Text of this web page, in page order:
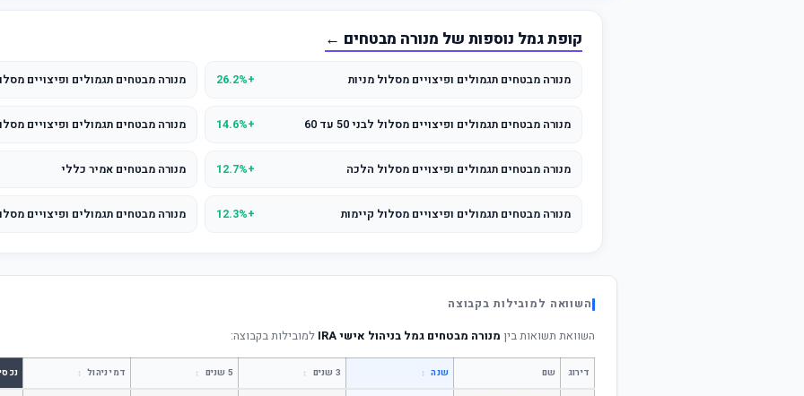
קופת גמל נוספות של מנורה מבטחים ←
מנורה מבטחים תגמולים ופיצויים מסלול מניות +26.2% מנורה מבטחים תגמולים ופיצויים מסלול
מנורה מבטחים תגמולים ופיצויים מסלול לבני 50 עד 60 +14.6% מנורה מבטחים תגמולים ופיצויים
מנורה מבטחים תגמולים ופיצויים מסלול הלכה +12.7% מנורה מבטחים אמיר כללי
מנורה מבטחים תגמולים ופיצויים מסלול קיימות +12.3% מנורה מבטחים תגמולים ופיצויים מסלול לבני
השוואה למובילות בקבוצה
השוואת תשואות בין מנורה מבטחים גמל בניהול אישי IRA למובילות בקבוצה:
דירוג שם שנה ↕ 3 שנים ↕ 5 שנים ↕ דמי ניהול ↕